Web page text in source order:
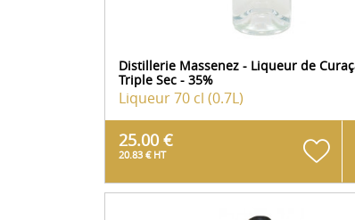
Distillerie Massenez - Liqueur de
Triple Sec - 35%
Liqueur70 cl (0.7L)
25.00 €
20.83 € HT